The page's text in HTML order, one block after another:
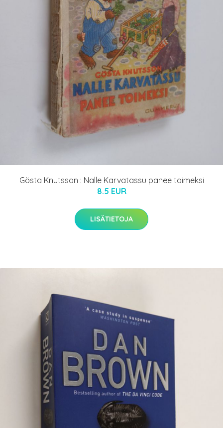
Gösta Knutsson : Nalle Karvatassu panee toimeksi
8.5 EUR
LISÄTIETOJA